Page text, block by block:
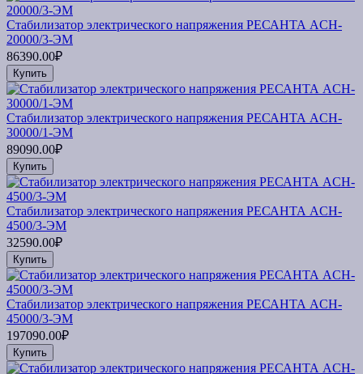
Стабилизатор электрического напряжения РЕСАНТА ACH-
20000/3-ЭМ
86390.00₽
Купить
Стабилизатор электрического напряжения РЕСАНТА ACH-
30000/1-ЭМ
89090.00₽
Купить
Стабилизатор электрического напряжения РЕСАНТА ACH-
4500/3-ЭМ
32590.00₽
Купить
Стабилизатор электрического напряжения РЕСАНТА ACH-
45000/3-ЭМ
197090.00₽
Купить